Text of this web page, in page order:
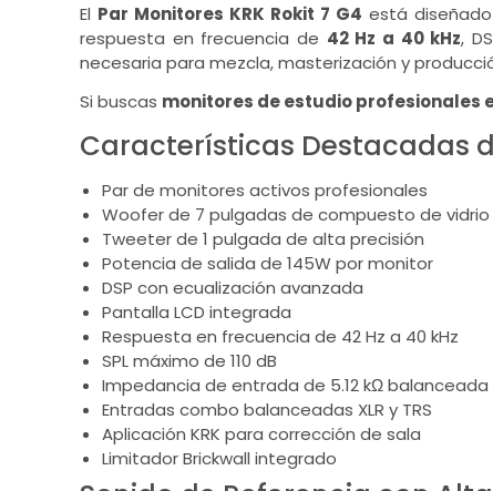
El Par Monitores KRK Rokit 7 G4 está
respuesta en frecuencia de 42 Hz a 40 kHz,
necesaria para mezcla, masterización y
Si buscas monitores de estudio profesionales
Características Destacadas
Par de monitores activos profesionales
Woofer de 7 pulgadas de compuesto de
Tweeter de 1 pulgada de alta precisión
Potencia de salida de 145W por monitor
DSP con ecualización avanzada
Pantalla LCD integrada
Respuesta en frecuencia de 42 Hz a 40 kHz
SPL máximo de 110 dB
Impedancia de entrada de 5.12 kΩ balanceada
Entradas combo balanceadas XLR y TRS
Aplicación KRK para corrección de sala
Limitador Brickwall integrado